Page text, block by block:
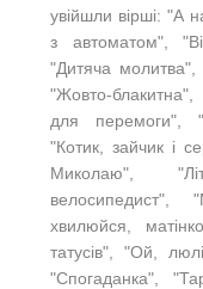
увійшли вірші: "А
з автоматом",
"Дитяча молитва",
"Жовто-
для перемоги",
"Котик, зайчик і
Миколаю",
хвилюйся,
татусів", "Ой,
"Спогаданка",